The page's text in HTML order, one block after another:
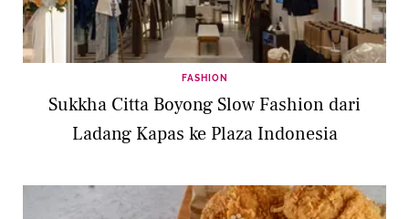
FASHION
Sukkha Citta Boyong Slow Fashion dari
Ladang Kapas ke Plaza Indonesia